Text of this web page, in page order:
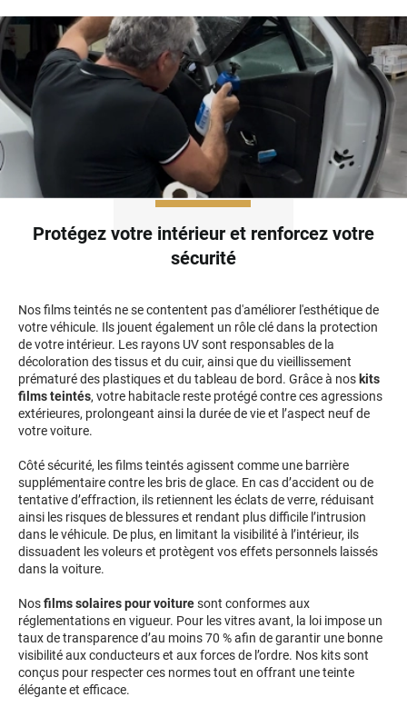
Lamborghini
Lancia
Ligier
Lincoln
Lucid
Man
Maserati
Maybach
McLaren
Mercedes-Benz
Mercury
MicroCar
Mini
Mitsubishi
Protégez votre intérieur et renforcez votre
sécurité
Nos films teintés ne se contentent pas d'améliorer l'esthétique de
votre véhicule. Ils jouent également un rôle clé dans la protection
de votre intérieur. Les rayons UV sont responsables de la
décoloration des tissus et du cuir, ainsi que du vieillissement
prématuré des plastiques et du tableau de bord. Grâce à nos kits
films teintés, votre habitacle reste protégé contre ces agressions
extérieures, prolongeant ainsi la durée de vie et l’aspect neuf de
votre voiture.
Côté sécurité, les films teintés agissent comme une barrière
supplémentaire contre les bris de glace. En cas d’accident ou de
tentative d’effraction, ils retiennent les éclats de verre, réduisant
ainsi les risques de blessures et rendant plus difficile l’intrusion
dans le véhicule. De plus, en limitant la visibilité à l’intérieur, ils
dissuadent les voleurs et protègent vos effets personnels laissés
dans la voiture.
Nosfilms solaires pour voituresont conformes aux
réglementations en vigueur. Pour les vitres avant, la loi impose un
taux de transparence d’au moins 70 % afin de garantir une bonne
visibilité aux conducteurs et aux forces de l’ordre. Nos kits sont
conçus pour respecter ces normes tout en offrant une teinte
élégante et efficace.